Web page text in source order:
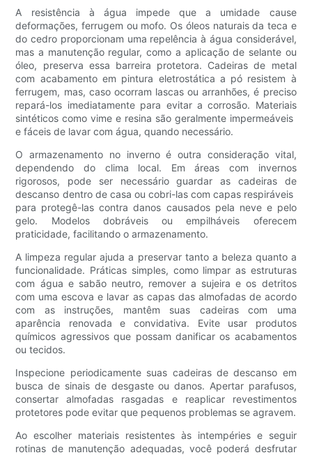
A resistência à água impede que a umidade cause
deformações, ferrugem ou mofo. Os óleos naturais da teca e
do cedro proporcionam uma repelência à água considerável,
mas a manutenção regular, como a aplicação de selante ou
óleo, preserva essa barreira protetora. Cadeiras de metal
com acabamento em pintura eletrostática a pó resistem à
ferrugem, mas, caso ocorram lascas ou arranhões, é preciso
repará-los imediatamente para evitar a corrosão. Materiais
sintéticos como vime e resina são geralmente impermeáveis ​​
e fáceis de lavar com água, quando necessário.
O armazenamento no inverno é outra consideração vital,
dependendo do clima local. Em áreas com invernos
rigorosos, pode ser necessário guardar as cadeiras de
descanso dentro de casa ou cobri-las com capas respiráveis ​​
para protegê-las contra danos causados ​​pela neve e pelo
gelo. Modelos dobráveis ​​ou empilháveis ​​oferecem
praticidade, facilitando o armazenamento.
A limpeza regular ajuda a preservar tanto a beleza quanto a
funcionalidade. Práticas simples, como limpar as estruturas
com água e sabão neutro, remover a sujeira e os detritos
com uma escova e lavar as capas das almofadas de acordo
com as instruções, mantêm suas cadeiras com uma
aparência renovada e convidativa. Evite usar produtos
químicos agressivos que possam danificar os acabamentos
ou tecidos.
Inspecione periodicamente suas cadeiras de descanso em
busca de sinais de desgaste ou danos. Apertar parafusos,
consertar almofadas rasgadas e reaplicar revestimentos
protetores pode evitar que pequenos problemas se agravem.
Ao escolher materiais resistentes às intempéries e seguir
rotinas de manutenção adequadas, você poderá desfrutar